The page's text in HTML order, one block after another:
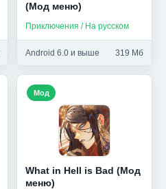
(Мод меню)
Приключения / На русском
Android 6.0 и выше 319 Мб
What in Hell is Bad (Мод
меню)
Мод